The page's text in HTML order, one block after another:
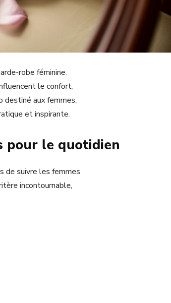
robe féminine.
le confort,
destiné aux femmes,
et inspirante.
pour le quotidien
de suivre les femmes
incontournable,